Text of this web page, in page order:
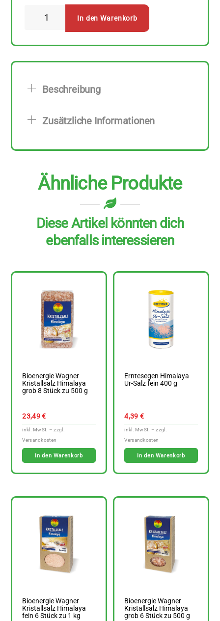
In den Warenkorb
Beschreibung
Zusätzliche Informationen
Ähnliche Produkte
Diese Artikel könnten dich
ebenfalls interessieren
Bioenergie Wagner
Kristallsalz Himalaya
grob 8 Stück zu 500 g
23,49€
In den Warenkorb
Erntesegen Himalaya
Ur-Salz fein 400 g
4,39 €
In den Warenkorb
Bioenergie Wagner
Kristallsalz Himalaya
fein 6 Stück zu 1 kg
Bioenergie Wagner
Kristallsalz Himalaya
grob 6 Stück zu 500 g